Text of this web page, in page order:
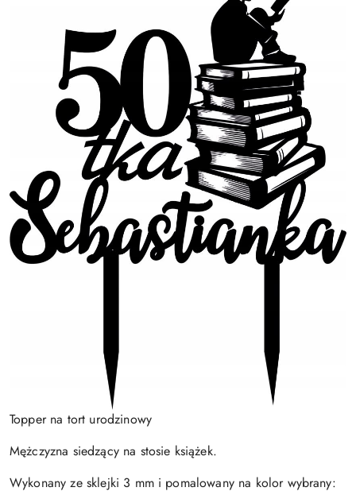
Topper na tort urodzinowy
Mężczyzna siedzący na stosie książek.
Wykonany ze sklejki 3 mm i pomalowany na kolor wybrany: